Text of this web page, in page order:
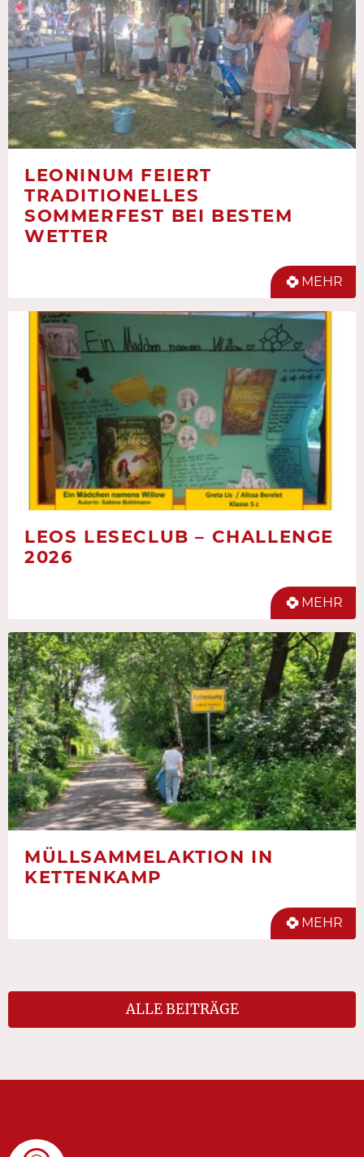
LEONINUM FEIERT
TRADITIONELLES
SOMMERFEST BEI BESTEM
WETTER
MEHR
LEOS LESECLUB – CHALLENGE
2026
MEHR
MÜLLSAMMELAKTION IN
KETTENKAMP
MEHR
ALLE BEITRÄGE